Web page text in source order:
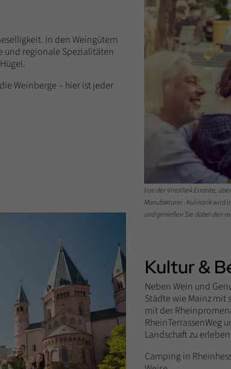
Von der Vinothek Errante,
Manufakturei - Kulinarik wird
und genießen Sie dabei den
In den Weingütern
und regionale Spezialitäten
Weinberge – hier ist jeder
Kultur &
Neben Wein und
Städte wie Mainz mit
mit der
RheinTerrassenWeg
Landschaft zu
Camping in